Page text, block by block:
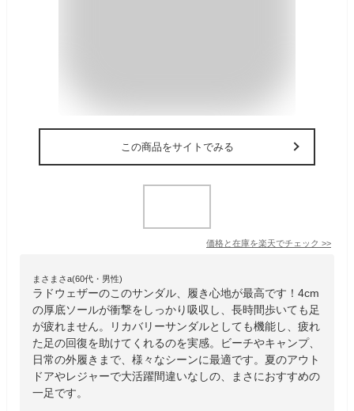
この商品をサイトでみる
価格と在庫を楽天でチェック >>
まさまさa(60代・男性)
ラドウェザーのこのサンダル、履き心地が最高です！4cm
の厚底ソールが衝撃をしっかり吸収し、長時間歩いても足
が疲れません。リカバリーサンダルとしても機能し、疲れ
た足の回復を助けてくれるのを実感。ビーチやキャンプ、
日常の外履きまで、様々なシーンに最適です。夏のアウト
ドアやレジャーで大活躍間違いなしの、まさにおすすめの
一足です。